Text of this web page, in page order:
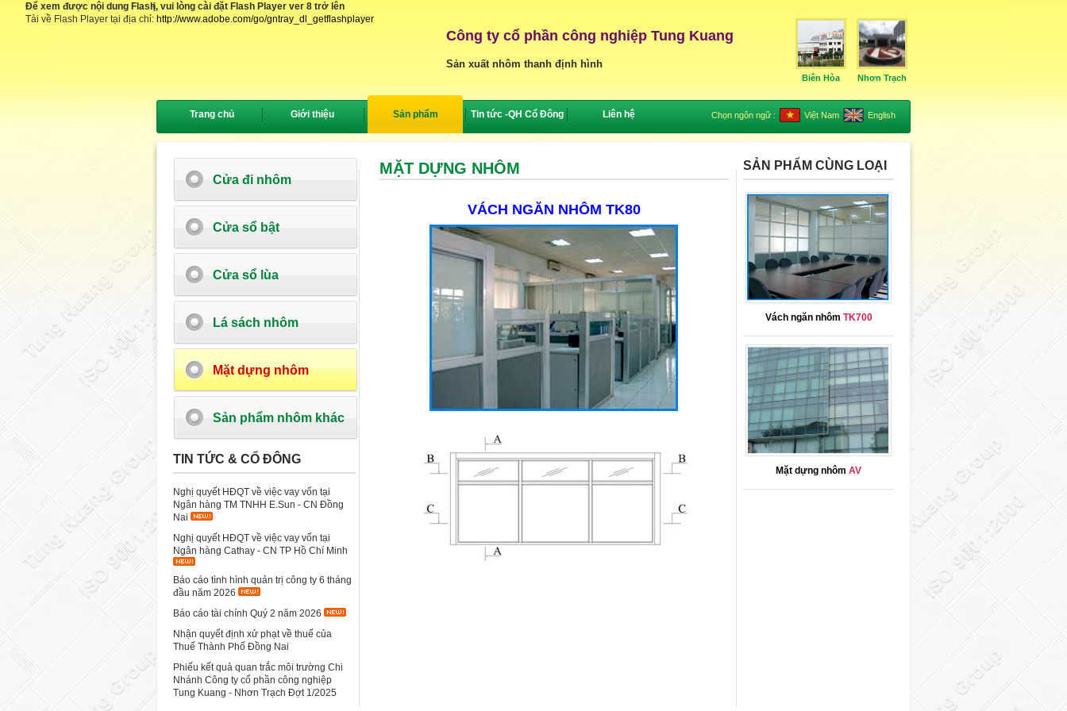
Để xem được nội dung Flash, vui lòng cài đặt Flash Player ver 8 trở lên
Tải về Flash Player tại địa chỉ: http://www.adobe.com/go/gntray_dl_getflashplayer
{
Công ty cổ phần công nghiệp Tung Kuang
Sản xuất nhôm thanh định hình
Biên Hòa Nhơn Trạch
Trang chủ Giới thiệu Sản phẩm Tin tức -QH Cổ Đông Liên hệ Chọn ngôn ngữ : Việt Nam English
Cửa đi nhôm
Cửa sổ bật
Cửa sổ lùa
Lá sách nhôm
Mặt dựng nhôm
Sản phẩm nhôm khác
TIN TỨC & CỔ ĐÔNG
Nghị quyết HĐQT về việc vay vốn tại
Ngân hàng TM TNHH E.Sun - CN Đồng
Nai
Nghị quyết HĐQT về việc vay vốn tại
Ngân hàng Cathay - CN TP Hồ Chí Minh
Báo cáo tình hình quản trị công ty 6 tháng
đầu năm 2026
Báo cáo tài chính Quý 2 năm 2026
Nhận quyết định xử phạt về thuế của
Thuế Thành Phố Đồng Nai
Phiếu kết quả quan trắc môi trường Chi
Nhánh Công ty cổ phần công nghiệp
Tung Kuang - Nhơn Trạch Đợt 1/2025
MẶT DỰNG NHÔM
VÁCH NGĂN NHÔM TK80
SẢN PHẨM CÙNG LOẠI
Vách ngăn nhôm TK700
Mặt dựng nhôm AV